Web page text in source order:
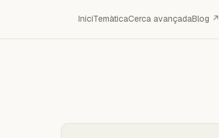
IniciTemàticaCerca avançadaBlog ↗